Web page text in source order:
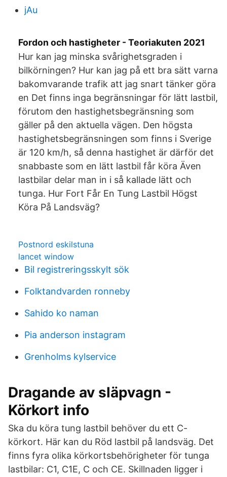
jAu
Fordon och hastigheter - Teoriakuten 2021
Hur kan jag minska svårighetsgraden i
bilkörningen? Hur kan jag på ett bra sätt varna
bakomvarande trafik att jag snart tänker göra
en Det finns inga begränsningar för lätt lastbil,
förutom den hastighetsbegränsning som
gäller på den aktuella vägen. Den högsta
hastighetsbegränsningen som finns i Sverige
är 120 km/h, så denna hastighet är därför det
snabbaste som en lätt lastbil får köra Även
lastbilar delar man in i så kallade lätt och
tunga. Hur Fort Får En Tung Lastbil Högst
Köra På Landsväg?
Postnord eskilstuna
lancet window
Bil registreringsskylt sök
Folktandvarden ronneby
Sahido ko naman
Pia anderson instagram
Grenholms kylservice
Dragande av släpvagn -
Körkort info
Ska du köra tung lastbil behöver du ett C-
körkort. Här kan du Röd lastbil på landsväg. Det
finns fyra olika körkortsbehörigheter för tunga
lastbilar: C1, C1E, C och CE. Skillnaden ligger i